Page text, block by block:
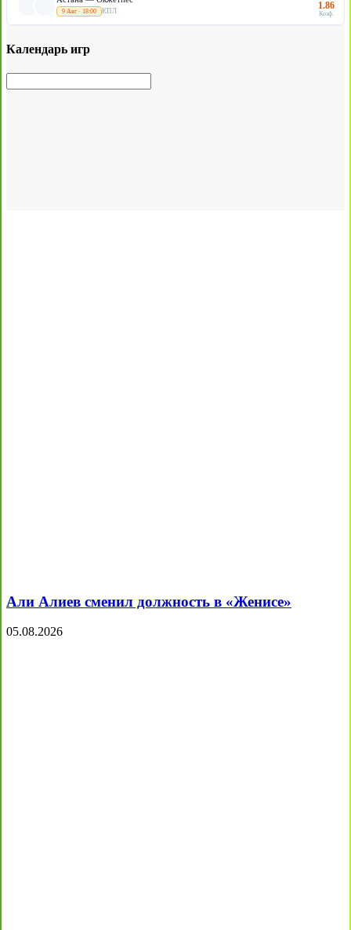
9 Авг · 18:00 КПЛ
1.86
Коэф.
Календарь игр
Али Алиев сменил должность в «Женисе»
05.08.2026